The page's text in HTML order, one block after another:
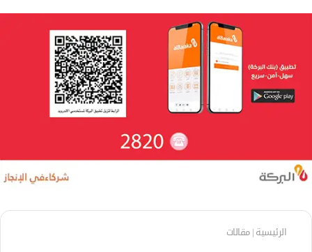
الرئيسية|مقالات